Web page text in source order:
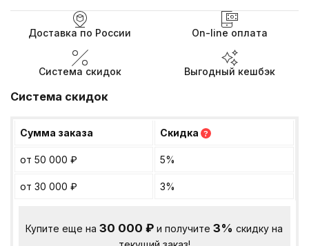
Доставка по России On-line оплата
Система скидок Выгодный кешбэк
Система скидок
Сумма заказа Скидка ?
от 50 000 ₽ 5%
от 30 000 ₽ 3%
Купите еще на30 000₽ и получите3% скидку на